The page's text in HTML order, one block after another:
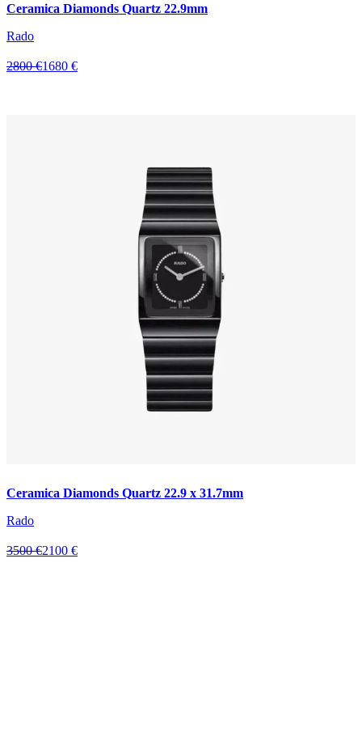
Ceramica Diamonds Quartz 22.9mm
Rado
2800 €1680 €
Ceramica Diamonds Quartz 22.9 x 31.7mm
Rado
3500 €2100 €